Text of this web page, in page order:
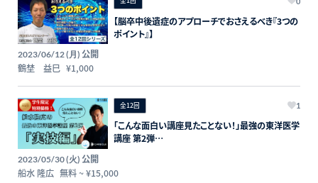
【脳卒中後遺症のアプローチでおさえるべき『3つの
ポイント』】
2023/06/12 (月) 公開
鶴埜 益巳 ¥1,000
全12回 1
「こんな面白い講座見たことない！」最強の東洋医学
講座 第2弾
2023/05/30 (火) 公開
船水 隆広 無料~¥15,000